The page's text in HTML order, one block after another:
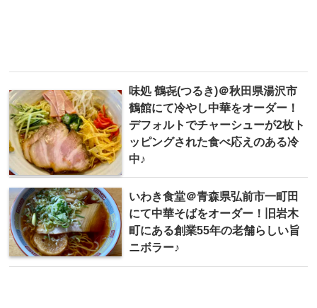
味処 鶴㐂(つるき)＠秋田県湯沢市
鶴館にて冷やし中華をオーダー！
デフォルトでチャーシューが2枚ト
ッピングされた食べ応えのある冷
中♪
いわき食堂＠青森県弘前市一町田
にて中華そばをオーダー！旧岩木
町にある創業55年の老舗らしい旨
ニボラー♪